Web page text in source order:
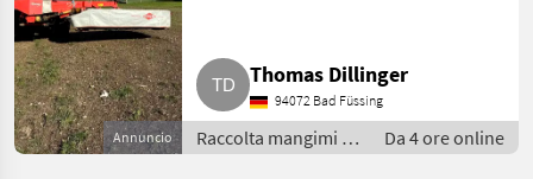
Annuncio
Thomas Dillinger
94072 Bad Füssing
Raccolta mangimi /
Mietitrici
Da 4 ore online